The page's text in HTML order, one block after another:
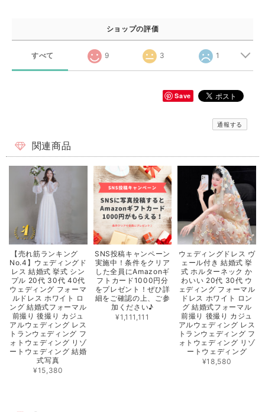
ショップの評価
すべて 9 3 1
Save
通報する
関連商品
【売れ筋ランキング
No.4】ウェディングド
レス 結婚式 挙式 シン
プル 20代 30代 40代
ウェディング フォーマ
ルドレス ホワイト ロ
ング 結婚式フォーマル
前撮り 後撮り カジュ
アルウェディング レス
トランウェディング フ
ォトウェディング リゾ
ートウェディング 結婚
式写真
¥15,380
SNS投稿キャンペーン
実施中！条件をクリア
した全員にAmazonギ
フトカード1000円分
をプレゼント！ぜひ詳
細をご確認の上、ご参
加ください♪
¥1,111,111
ウェディングドレス ヴ
ェール付き 結婚式 挙
式 ホルターネック か
わいい 20代 30代 ウ
ェディング フォーマル
ドレス ホワイト ロン
グ 結婚式フォーマル
前撮り 後撮り カジュ
アルウェディング レス
トランウェディング フ
ォトウェディング リゾ
ートウェディング
¥18,580